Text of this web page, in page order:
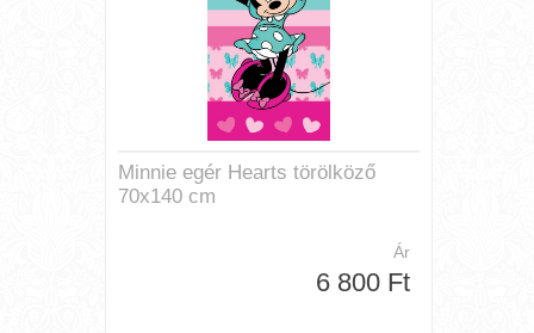
Minnie egér Hearts törölköző
70x140 cm
Ár
6 800 Ft